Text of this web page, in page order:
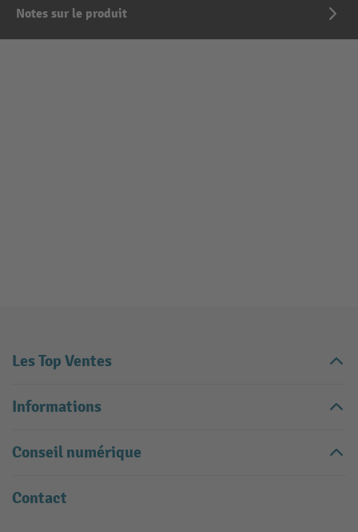
Notes sur le produit
Les Top Ventes
Informations
Conseil numérique
Contact